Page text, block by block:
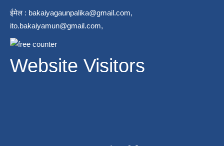
ईमेल : bakaiyagaunpalika@gmail.com,
ito.bakaiyamun@gmail.com,
Website Visitors